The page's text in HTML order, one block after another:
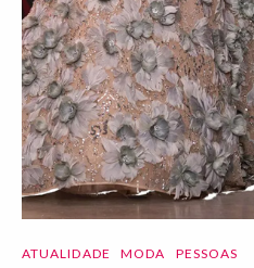
ATUALIDADE MODA PESSOAS